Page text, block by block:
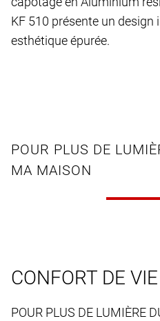
KF 510 présente un
esthétique épurée.
POUR PLUS DE
MA MAISON
CONFORT DE
POUR PLUS DE LUMIÈRE